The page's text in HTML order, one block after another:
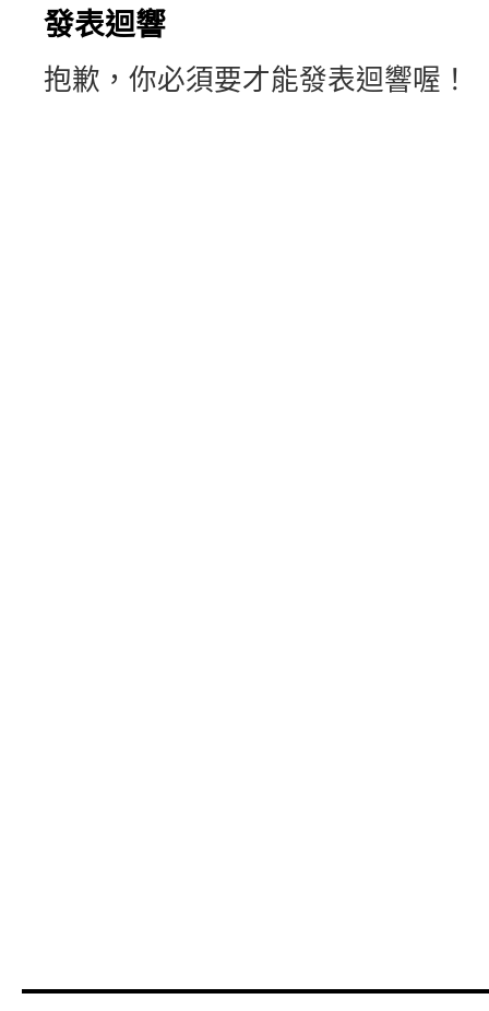
發表迴響
抱歉，你必須要才能發表迴響喔！